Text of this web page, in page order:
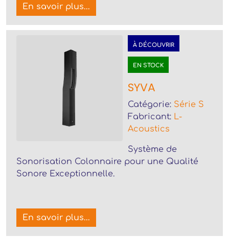
En savoir plus...
À DÉCOUVRIR
EN STOCK
SYVA
Catégorie: Série S
Fabricant: L-
Acoustics
Système de
Sonorisation Colonnaire pour une Qualité
Sonore Exceptionnelle.
En savoir plus...